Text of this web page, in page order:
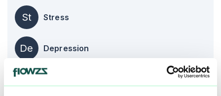
St Stress
De Depression